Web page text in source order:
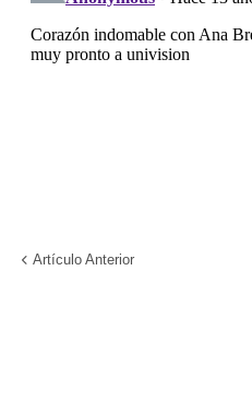
Artículo Anterior